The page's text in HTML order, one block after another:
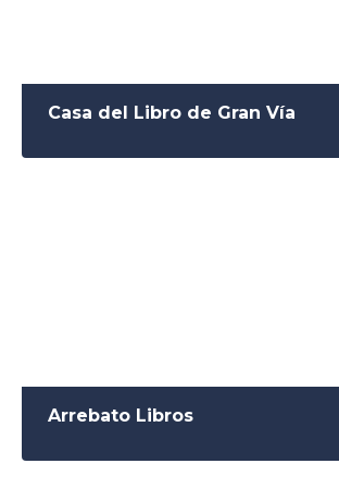
Casa del Libro de Gran Vía
Arrebato Libros